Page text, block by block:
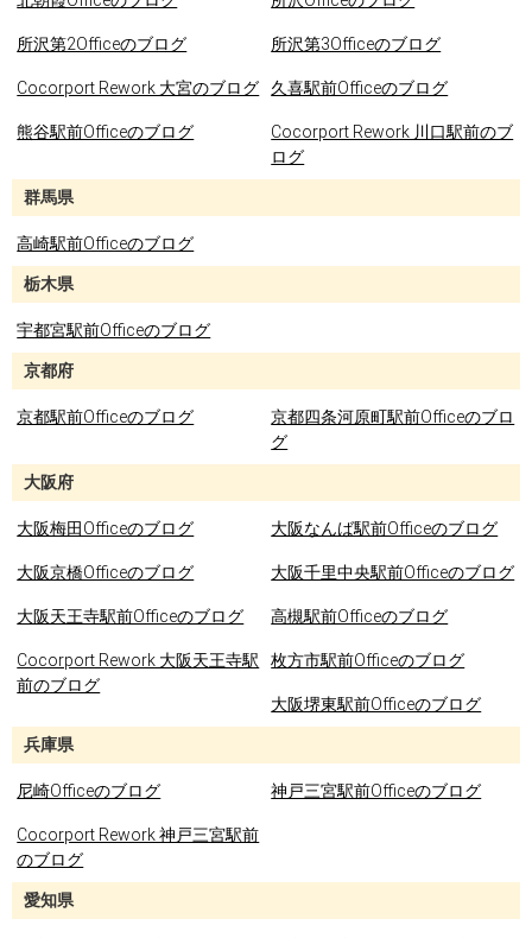
所沢第2Officeのブログ 所沢第3Officeのブログ
Cocorport Rework 大宮のブログ 久喜駅前Officeのブログ
熊谷駅前Officeのブログ
Cocorport Rework 川口駅前のブ
ログ
群馬県
高崎駅前Officeのブログ
栃木県
宇都宮駅前Officeのブログ
京都府
京都駅前Officeのブログ
京都四条河原町駅前Officeのブロ
グ
大阪府
大阪梅田Officeのブログ 大阪なんば駅前Officeのブログ
大阪京橋Officeのブログ 大阪千里中央駅前Officeのブログ
大阪天王寺駅前Officeのブログ 高槻駅前Officeのブログ
Cocorport Rework 大阪天王寺駅
前のブログ
枚方市駅前Officeのブログ
大阪堺東駅前Officeのブログ
兵庫県
尼崎Officeのブログ 神戸三宮駅前Officeのブログ
Cocorport Rework 神戸三宮駅前
のブログ
愛知県